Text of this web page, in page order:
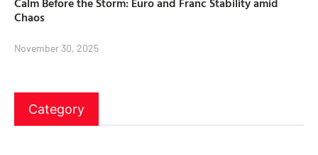
Chaos
November 30, 2025
Category